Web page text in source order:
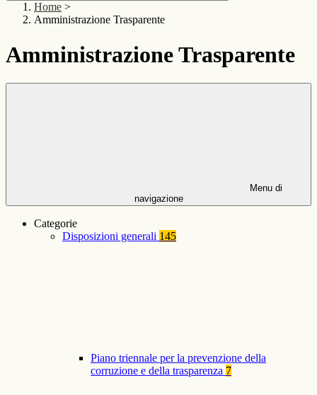
Home >
Amministrazione Trasparente
Amministrazione Trasparente
Menu di
navigazione
Categorie
Disposizioni generali 145
Piano triennale per la prevenzione della
corruzione e della trasparenza 7